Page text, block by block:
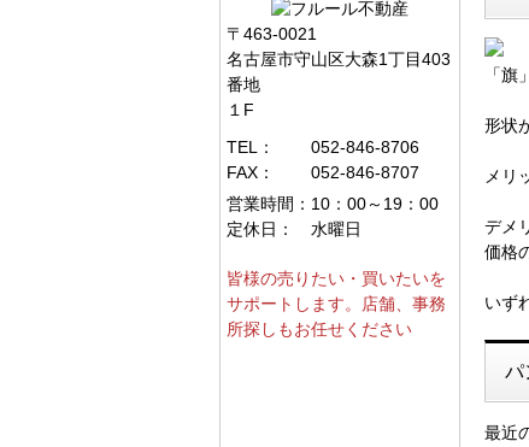
〒463-0021
名古屋市守山区大森1丁目403
番地
１F
TEL：
052-846-8706
FAX：
052-846-8707
営業時間： 10：00～19：00
定休日：
水曜日
皆様の売りたい・買いたいを
サポートします。店舗、事務
所探しもお任せください
「
形状
メリ
デメ
価格
いず
パ
最近